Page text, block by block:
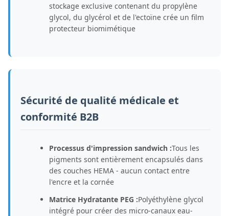
stockage exclusive contenant du propylène
glycol, du glycérol et de l'ectoïne crée un film
protecteur biomimétique
Sécurité de qualité médicale et
conformité B2B
Processus d'impression sandwich :Tous les
pigments sont entièrement encapsulés dans
des couches HEMA - aucun contact entre
l'encre et la cornée
Matrice Hydratante PEG :Polyéthylène glycol
intégré pour créer des micro-canaux eau-